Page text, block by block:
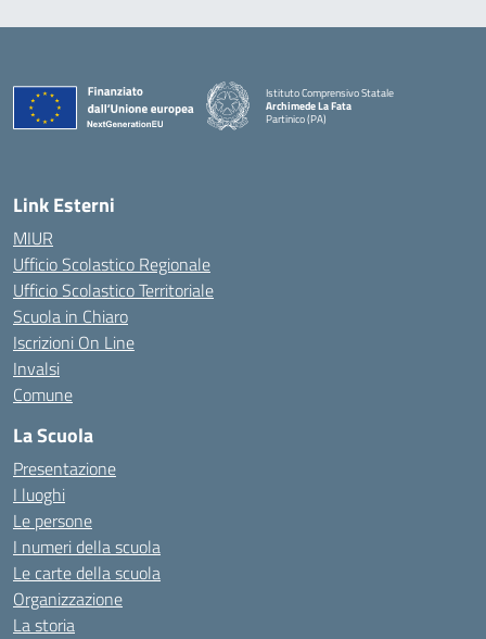
Istituto Comprensivo Statale
Archimede La Fata
Partinico (PA)
Link Esterni
MIUR
Ufficio Scolastico Regionale
Ufficio Scolastico Territoriale
Scuola in Chiaro
Iscrizioni On Line
Invalsi
Comune
La Scuola
Presentazione
I luoghi
Le persone
I numeri della scuola
Le carte della scuola
Organizzazione
La storia